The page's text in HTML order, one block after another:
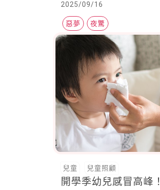
2025/09/16
惡夢 夜驚
兒童 兒童照顧
開學季幼兒感冒高峰！